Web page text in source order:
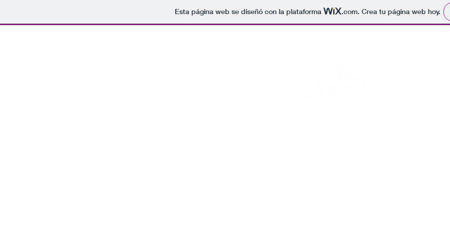
Esta página web se diseñó con la plataforma .com. Crea tu página web hoy.